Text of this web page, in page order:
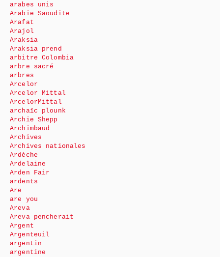
arabes unis
Arabie Saoudite
Arafat
Arajol
Araksia
Araksia prend
arbitre Colombia
arbre sacré
arbres
Arcelor
Arcelor Mittal
ArcelorMittal
archaïc plounk
Archie Shepp
Archimbaud
Archives
Archives nationales
Ardèche
Ardelaine
Arden Fair
ardents
Are
are you
Areva
Areva pencherait
Argent
Argenteuil
argentin
argentine